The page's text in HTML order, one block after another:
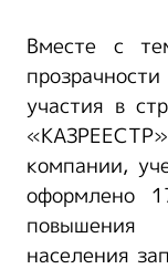
Вместе с
участия в
компании,
оформлено
повышения
населения